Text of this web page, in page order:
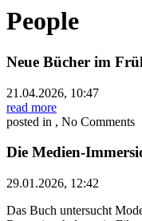
People
Neue Bücher im
21.04.2026, 10:47
read more
posted in , No Comments
Die Medien-
29.01.2026, 12:42
Das Buch untersucht